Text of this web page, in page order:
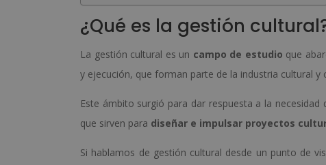
¿Qué es la gestión
La gestión cultural es un campo de estudio que
y ejecución, que forman parte de la industria cultural y
Este ámbito surgió para dar respuesta a la
que sirven para diseñar e impulsar proyectos
Si hablamos de gestión cultural desde un punto de